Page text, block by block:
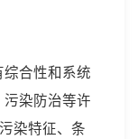
合性和系统
染防治等许
染特征、条